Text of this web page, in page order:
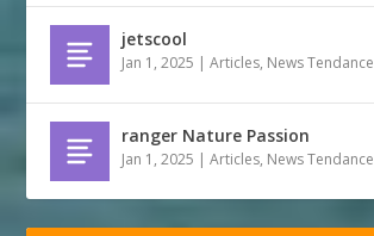
jetscool
Jan 1, 2025 |Articles, News Tendance
ranger Nature Passion
Jan 1, 2025 |Articles, News Tendance